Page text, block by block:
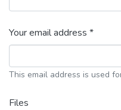
Your email address *
This email address is used
Files